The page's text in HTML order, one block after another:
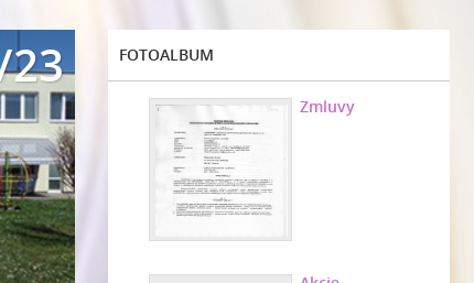
FOTOALBUM
Zmluvy